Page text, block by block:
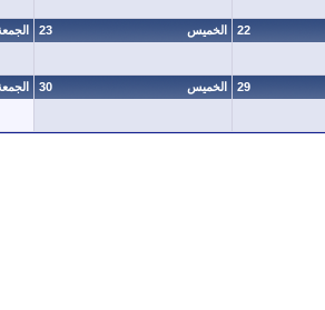
22
23 الخميس
29
30 الخميس